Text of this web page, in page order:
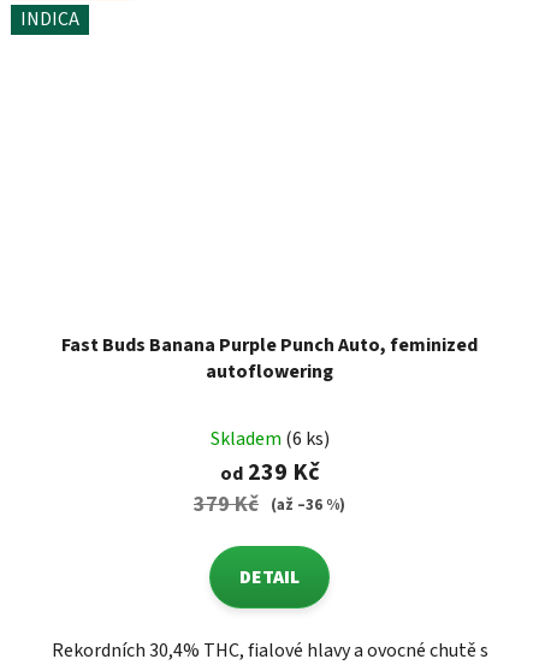
INDICA
Fast Buds Banana Purple Punch Auto, feminized
autoflowering
hodnocení
produktu
je
5,0
z
5
hvězdiček.
Skladem (6 ks)
od239 Kč
379 Kč (až –36 %)
DETAIL
Rekordních 30,4% THC, fialové hlavy a ovocné chutě s